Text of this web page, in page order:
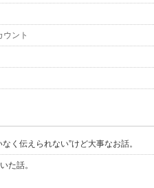
ント
く伝えられない”けど大事なお話。
た話。